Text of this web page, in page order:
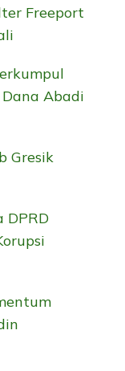
Freeport
Abadi
Gresik
DPRD